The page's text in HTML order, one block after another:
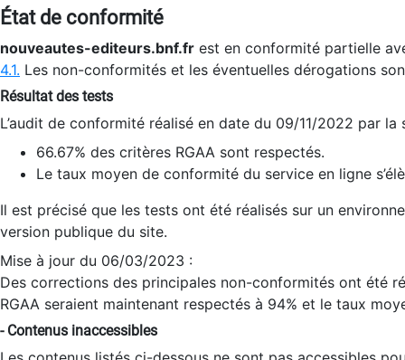
État de conformité
nouveautes-editeurs.bnf.fr est en conformité partielle
4.1. Les non-conformités et les éventuelles dérogations
Résultat des tests
L’audit de conformité réalisé en date du 09/11/2022 par
66.67% des critères RGAA sont respectés.
Le taux moyen de conformité du service en ligne
Il est précisé que les tests ont été réalisés sur un
version publique du site.
Mise à jour du 06/03/2023 :
Des corrections des principales non-conformités ont été
RGAA seraient maintenant respectés à 94% et le taux
- Contenus inaccessibles